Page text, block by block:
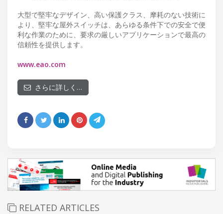
大型で堅牢なデザイン、高い保護クラス、摩耗のない技術に
より、堅牢な屋外スイッチは、あらゆる条件下での安全で便
利な作業のために、要求の厳しいアプリケーションで最高の
信頼性を提供します。
www.eao.com
さらに詳しく…
RELATED ARTICLES